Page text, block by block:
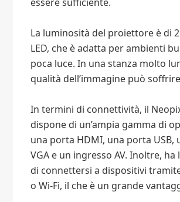
La luminosità del proiettore è di
LED, che è adatta per ambienti
poca luce. In una stanza molto
qualità dell’immagine può
In termini di connettività, il
dispone di un’ampia gamma di
una porta HDMI, una porta USB,
VGA e un ingresso AV. Inoltre, ha
di connettersi a dispositivi
o Wi-Fi, il che è un grande